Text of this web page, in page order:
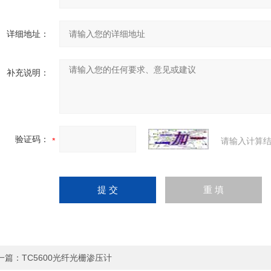
详细地址：
补充说明：
验证码： 请输入计算
篇： TC5600光纤光栅渗压计